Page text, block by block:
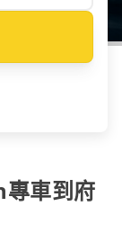
車到府